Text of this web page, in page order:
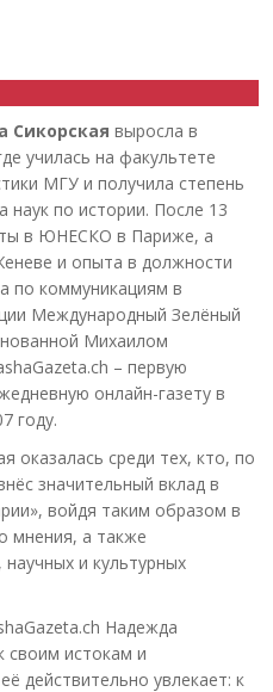
Сикорская выросла в
училась на факультете
МГУ и получила степень
наук по истории. После 13
в ЮНЕСКО в Париже, а
и опыта в должности
по коммуникациям в
Международный Зелёный
Михаилом
– первую
онлайн-газету в
году.
оказалась среди тех, кто, по
значительный вклад в
войдя таким образом в
мнения, а также
и культурных
Надежда
своим истокам и
действительно увлекает: к